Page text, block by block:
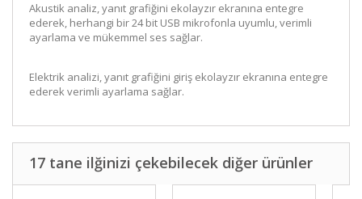
Akustik analiz, yanıt grafiğini ekolayzır ekranına entegre
ederek, herhangi bir 24 bit USB mikrofonla uyumlu, verimli
ayarlama ve mükemmel ses sağlar.
Elektrik analizi, yanıt grafiğini giriş ekolayzır ekranına entegre
ederek verimli ayarlama sağlar.
17 tane ilğinizi çekebilecek diğer ürünler